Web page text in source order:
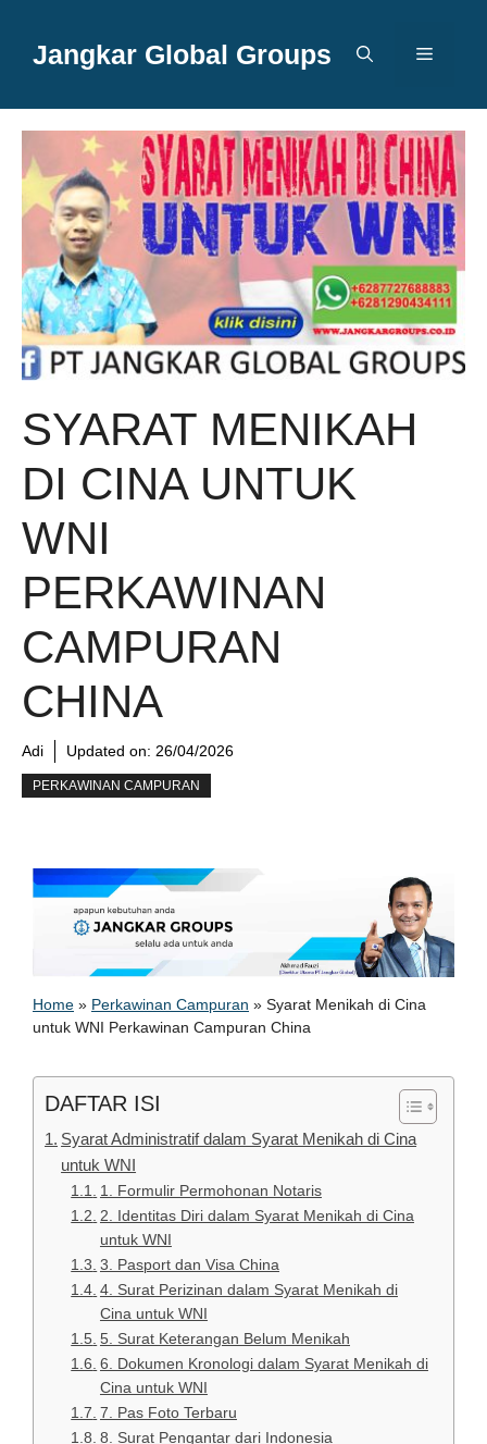
Jangkar Global Groups Menu
SYARAT MENIKAH
DI CINA UNTUK
WNI
PERKAWINAN
CAMPURAN
CHINA
Adi Updated on: 26/04/2026
PERKAWINAN CAMPURAN
Home » Perkawinan Campuran » Syarat Menikah di Cina
untuk WNI Perkawinan Campuran China
DAFTAR ISI
Syarat Administratif dalam Syarat Menikah di Cina
untuk WNI
1. Formulir Permohonan Notaris
2. Identitas Diri dalam Syarat Menikah di Cina
untuk WNI
3. Pasport dan Visa China
4. Surat Perizinan dalam Syarat Menikah di
Cina untuk WNI
5. Surat Keterangan Belum Menikah
6. Dokumen Kronologi dalam Syarat Menikah di
Cina untuk WNI
7. Pas Foto Terbaru
8. Surat Pengantar dari Indonesia